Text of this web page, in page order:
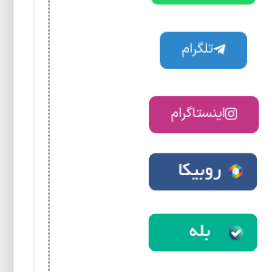
تلگرام
اینستاگرام